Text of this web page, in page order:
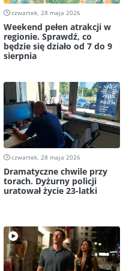
czwartek, 28 maja 2026
Weekend pełen atrakcji w
regionie. Sprawdź, co
będzie się działo od 7 do 9
sierpnia
czwartek, 28 maja 2026
Dramatyczne chwile przy
torach. Dyżurny policji
uratował życie 23-latki